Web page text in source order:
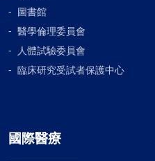
圖書館
醫學倫理委員會
人體試驗委員會
臨床研究受試者保護中心
國際醫療